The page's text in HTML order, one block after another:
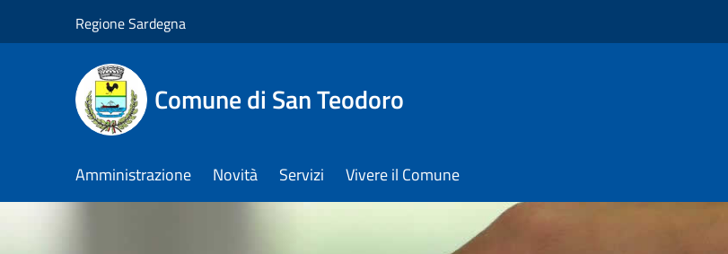
Regione Sardegna
Comune di San Teodoro
Amministrazione Novità Servizi Vivere il Comune